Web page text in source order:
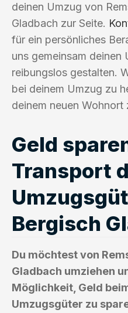
deinen Umzug von
Gladbach zur Seite.
für ein persönliches
uns gemeinsam deinen
reibungslos gestalten.
bei deinem Umzug zu
deinem neuen Wohnort
Geld
Transport
Bergisch
Du möchtest von
Gladbach umziehen
Möglichkeit, Geld
Umzugsgüter zu